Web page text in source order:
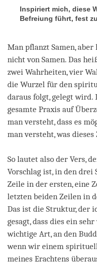
Inspiriert mich, diese
Befreiung führt, fest
Man pflanzt Samen,
nicht von Samen. Das
zwei Wahrheiten, vier
die Wurzel für den
daraus folgt, gelegt wird.
gesamte Praxis auf
man versteht, dass es
man versteht, was
So lautet also der Vers,
Vorschlag ist, in den drei
Zeile in der ersten, eine
letzten beiden Zeilen in
Das ist die Struktur, der
gesagt, dass dies ein
wichtige Art, an den
wenn wir einem
meines Erachtens